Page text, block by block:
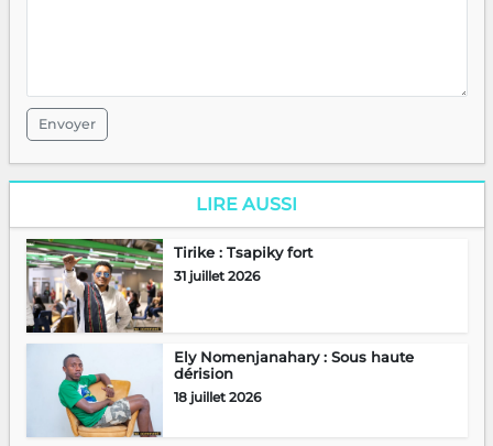
Envoyer
LIRE AUSSI
Tirike : Tsapiky fort
31 juillet 2026
Ely Nomenjanahary : Sous haute
dérision
18 juillet 2026